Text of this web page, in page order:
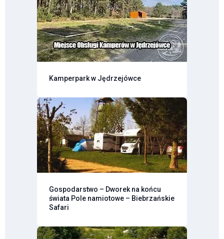
Kamperpark w Jędrzejówce
Gospodarstwo – Dworek na końcu
świata Pole namiotowe – Biebrzańskie
Safari